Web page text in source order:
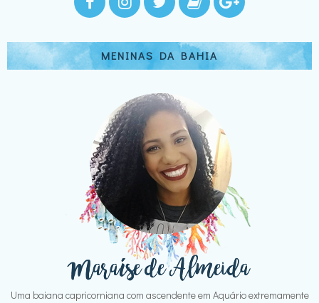
MENINAS DA BAHIA
Uma baiana capricorniana com ascendente em Aquário extremamente